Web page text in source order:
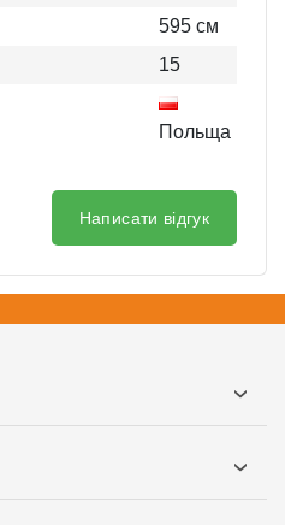
595 см
15
Польща
Написати відгук